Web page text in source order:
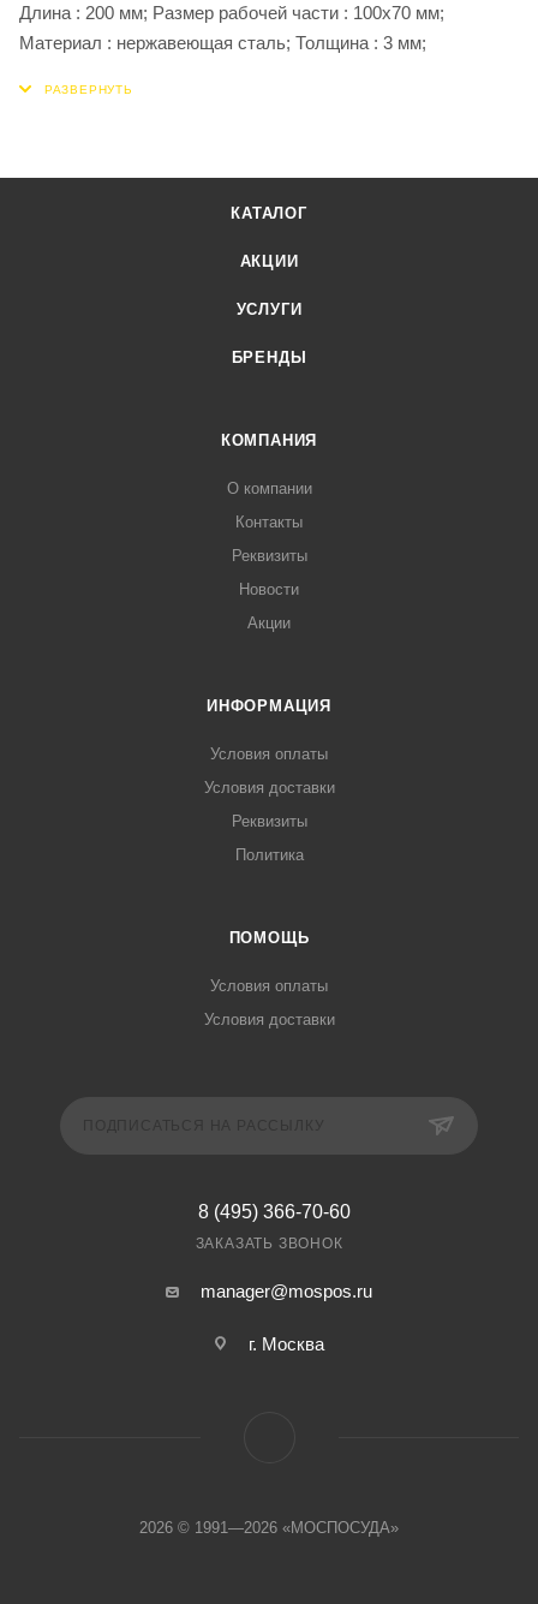
Длина : 200 мм; Размер рабочей части : 100х70 мм;
Материал : нержавеющая сталь; Толщина : 3 мм;
КАТАЛОГ
АКЦИИ
УСЛУГИ
БРЕНДЫ
КОМПАНИЯ
О компании
Контакты
Реквизиты
Новости
Акции
ИНФОРМАЦИЯ
Условия оплаты
Условия доставки
Реквизиты
Политика
ПОМОЩЬ
Условия оплаты
Условия доставки
8 (495) 366-70-60
ЗАКАЗАТЬ ЗВОНОК
manager@mospos.ru
г. Москва
2026 © 1991—2026 «МОСПОСУДА»